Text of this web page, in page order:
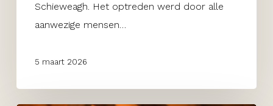
Schieweagh. Het optreden werd door alle
aanwezige mensen…
5 maart 2026